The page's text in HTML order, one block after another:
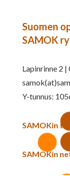
Suomen
SAMOK ry
Lapinrinne 2
Y-tunnus:
SAMOKin
SAMOKin